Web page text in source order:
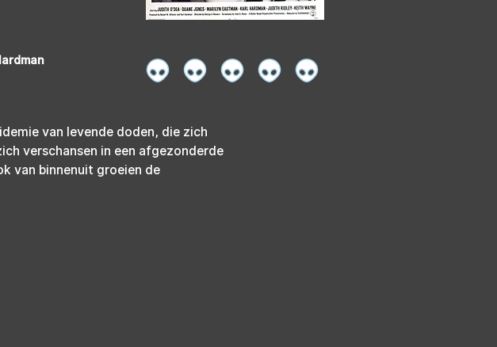
van levende doden, die zich
verschansen in een afgezonderde
van binnenuit groeien de